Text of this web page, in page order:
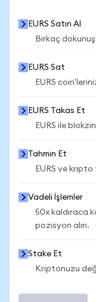
EURS Satın Al
Birkaç
EURS Sat
EURS
EURS Takas Et
EURS ile
Tahmin Et
EURS ve
Vadeli İşlemler
50x kaldıraca
pozisyon alın.
Stake Et
Kriptonuzu